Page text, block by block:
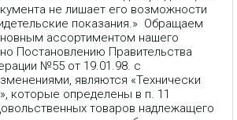
не лишает его возможности
показания.» Обращаем
ассортиментом нашего
Постановлению Правительства
№55 от 19.01.98. с
являются «Технически
которые определены в п. 11
товаров надлежащего